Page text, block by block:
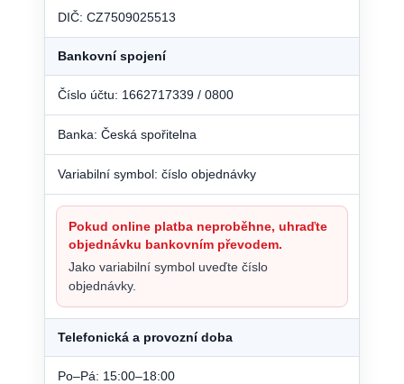
DIČ: CZ7509025513
Bankovní spojení
Číslo účtu: 1662717339 / 0800
Banka: Česká spořitelna
Variabilní symbol: číslo objednávky
Pokud online platba neproběhne, uhraďte
objednávku bankovním převodem.
Jako variabilní symbol uveďte číslo
objednávky.
Telefonická a provozní doba
Po–Pá: 15:00–18:00